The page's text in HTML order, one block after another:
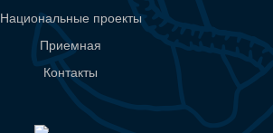
Национальные проекты
Приемная
Контакты